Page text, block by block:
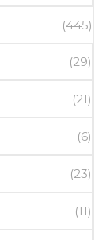
(445)
(29)
(21)
(6)
(23)
(11)